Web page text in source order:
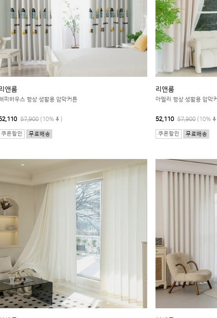
앤룸
피하우스 형상 생활용 암막커튼
57,900 (10% )
리앤룸
아멜리 형상 생활용 암막
52,110 57,900 (10%